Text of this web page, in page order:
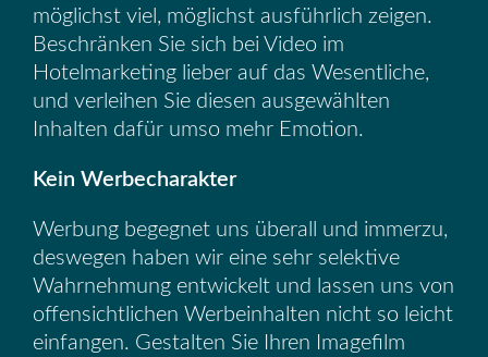
möglichst viel, möglichst ausführlich zeigen.
Beschränken Sie sich bei Video im
Hotelmarketing lieber auf das Wesentliche,
und verleihen Sie diesen ausgewählten
Inhalten dafür umso mehr Emotion.
Kein Werbecharakter
Werbung begegnet uns überall und immerzu,
deswegen haben wir eine sehr selektive
Wahrnehmung entwickelt und lassen uns von
offensichtlichen Werbeinhalten nicht so leicht
einfangen. Gestalten Sie Ihren Imagefilm